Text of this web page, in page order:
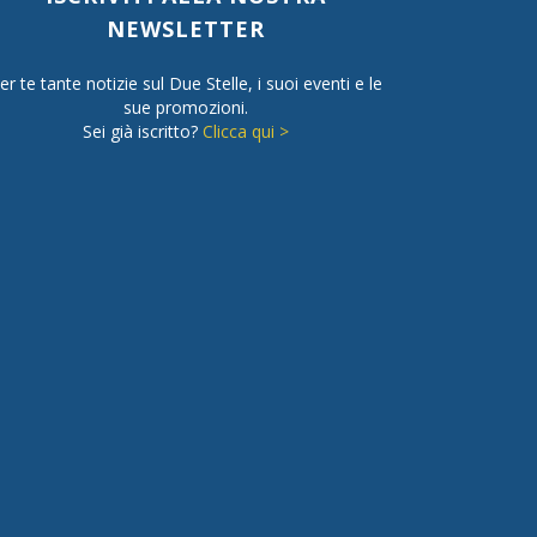
NEWSLETTER
te tante notizie sul Due Stelle, i suoi eventi e le
sue promozioni.
Sei già iscritto?Clicca qui >